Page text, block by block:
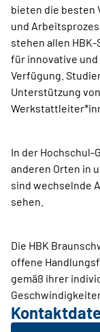
bieten die besten
und
stehen allen
für innovative
Verfügung.
Unterstützung
In der Hochschul-
anderen Orten in
sind wechselnde
sehen.
Die HBK
offene
gemäß ihrer